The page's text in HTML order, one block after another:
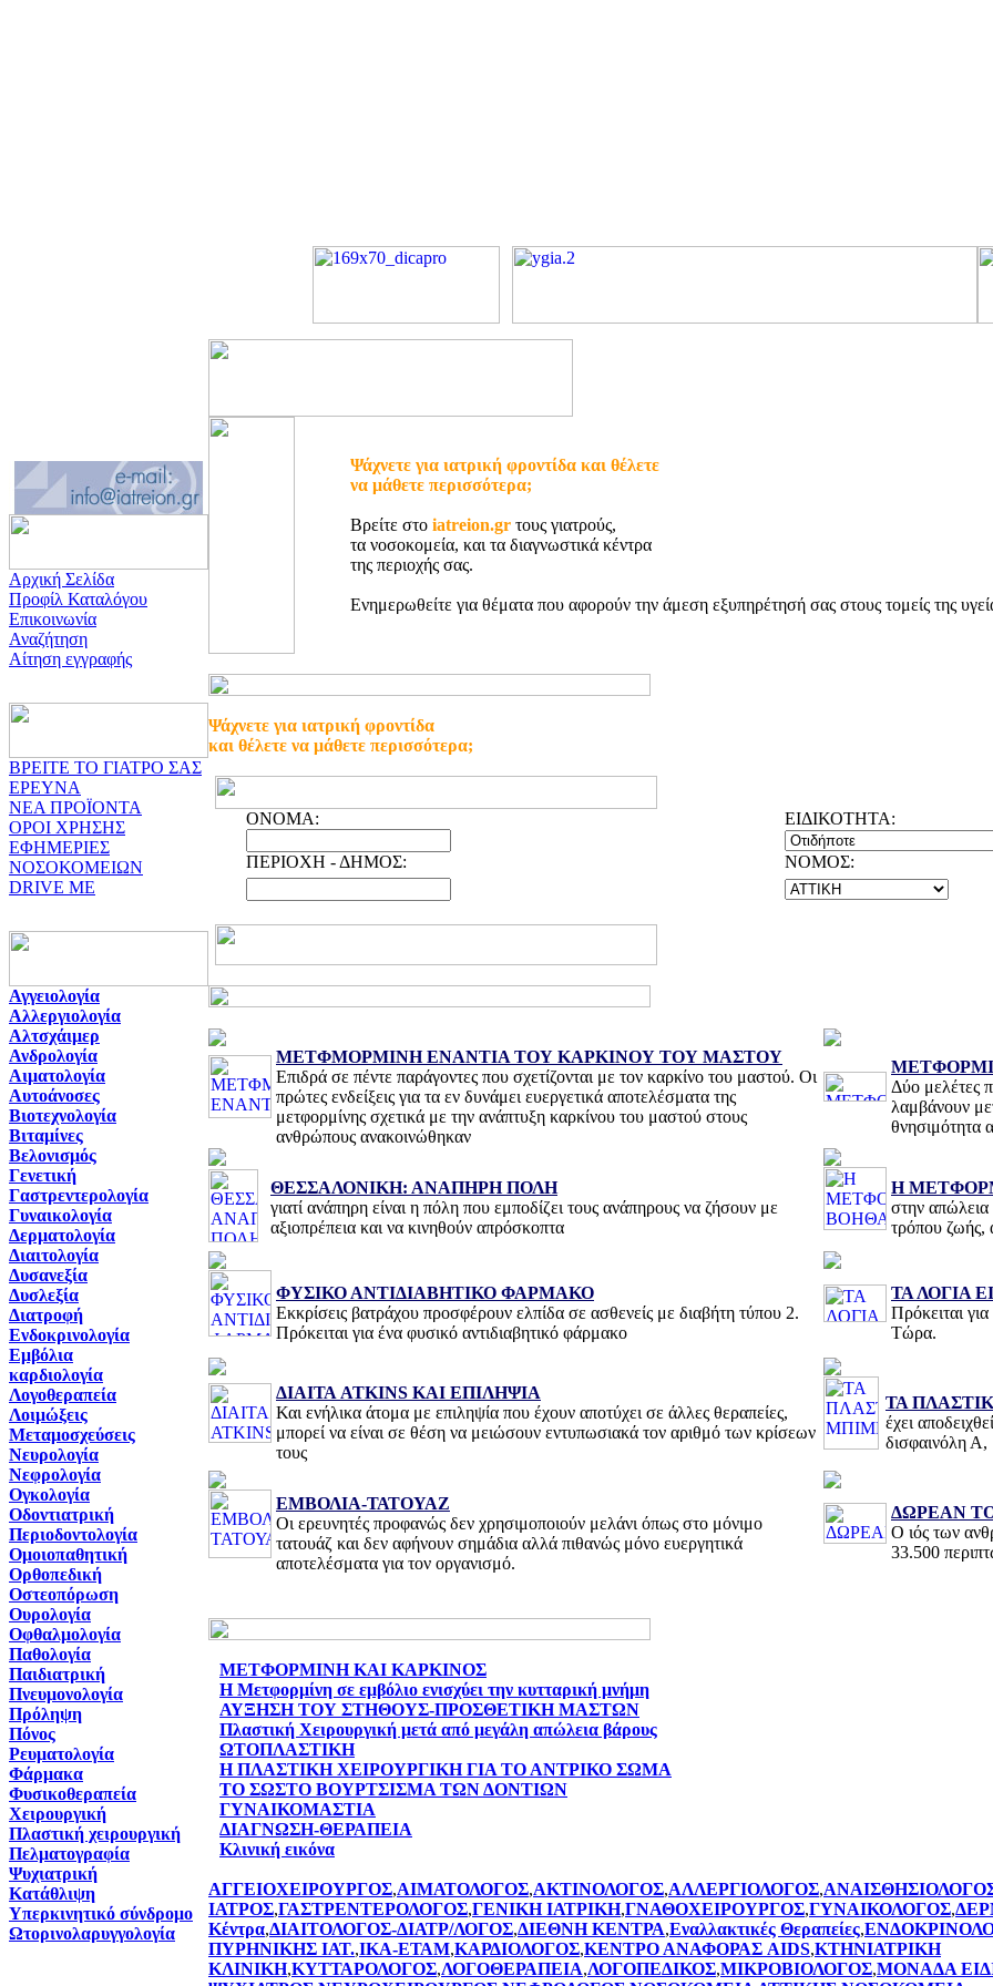
Αρχική Σελίδα
Προφίλ Καταλόγου
Επικοινωνία
Αναζήτηση
Αίτηση εγγραφής
ΒΡΕΙΤΕ ΤΟ ΓΙΑΤΡΟ ΣΑΣ
ΕΡΕΥΝΑ
ΝΕΑ ΠΡΟΪΟΝΤΑ
ΟΡΟΙ ΧΡΗΣΗΣ
ΕΦΗΜΕΡΙΕΣ
ΝΟΣΟΚΟΜΕΙΩΝ
DRIVE ME
Αγγειολογία
Αλλεργιολογία
Αλτσχάιμερ
Ανδρολογία
Αιματολογία
Αυτοάνοσες
Βιοτεχνολογία
Βιταμίνες
Βελονισμός
Γενετική
Γαστρεντερολογία
Γυναικολογία
Δερματολογία
Διαιτολογία
Δυσανεξία
Δυσλεξία
Διατροφή
Ενδοκρινολογία
Εμβόλια
καρδιολογία
Λογοθεραπεία
Λοιμώξεις
Μεταμοσχεύσεις
Νευρολογία
Νεφρολογία
Ογκολογία
Οδοντιατρική
Περιοδοντολογία
Ομοιοπαθητική
Ορθοπεδική
Οστεοπόρωση
Ουρολογία
Οφθαλμολογία
Παθολογία
Παιδιατρική
Πνευμονολογία
Πρόληψη
Πόνος
Ρευματολογία
Φάρμακα
Φυσικοθεραπεία
Χειρουργική
Πλαστική χειρουργική
Πελματογραφία
Ψυχιατρική
Κατάθλιψη
Υπερκινητικό σύνδρομο
Ωτορινολαρυγγολογία
Ψάχνετε για ιατρική φροντίδα και θέλετε
να μάθετε περισσότερα;
Βρείτε στο iatreion.gr τους γιατρούς,
τα νοσοκομεία, και τα διαγνωστικά κέντρα
της περιοχής σας.
Ενημερωθείτε για θέματα που αφορούν την άμεση εξυπηρέτησή σας στους τομείς της
Ψάχνετε για ιατρική φροντίδα
και θέλετε να μάθετε περισσότερα;
ONOMA: ΕΙΔΙΚΟΤΗΤΑ:
ΠΕΡΙΟΧΗ - ΔΗΜΟΣ: NOMOΣ:
ΜΕΤΦΜΟΡΜΙΝΗ ΕΝΑΝΤΙΑ ΤΟΥ ΚΑΡΚΙΝΟΥ ΤΟΥ ΜΑΣΤΟΥ
Επιδρά σε πέντε παράγοντες που σχετίζονται με τον καρκίνο του μαστού. Οι
πρώτες ενδείξεις για τα εν δυνάμει ευεργετικά αποτελέσματα της
μετφορμίνης σχετικά με την ανάπτυξη καρκίνου του μαστού στους
ανθρώπους ανακοινώθηκαν
Δύο μελέτες
λαμβάνουν
θνησιμότητα
ΘΕΣΣΑΛΟΝΙΚΗ: ΑΝΑΠΗΡΗ ΠΟΛΗ
γιατί ανάπηρη είναι η πόλη που εμποδίζει τους ανάπηρους να ζήσουν με
αξιοπρέπεια και να κινηθούν απρόσκοπτα
Η
στην
τρόπου ζωής,
ΦΥΣΙΚΟ ΑΝΤΙΔΙΑΒΗΤΙΚΟ ΦΑΡΜΑΚΟ
Εκκρίσεις βατράχου προσφέρουν ελπίδα σε ασθενείς με διαβήτη τύπου 2.
Πρόκειται για ένα φυσικό αντιδιαβητικό φάρμακο
ΤΑ ΛΟΓΙΑ
Πρόκειται
Τώρα.
ΔΙΑΙΤΑ ATKINS ΚΑΙ ΕΠΙΛΗΨΙΑ
Και ενήλικα άτομα με επιληψία που έχουν αποτύχει σε άλλες θεραπείες,
μπορεί να είναι σε θέση να μειώσουν εντυπωσιακά τον αριθμό των κρίσεων
τους
ΤΑ
έχει
δισφαινόλη Α,
ΕΜΒΟΛΙΑ-ΤΑΤΟΥΑΖ
Oι ερευνητές προφανώς δεν χρησιμοποιούν μελάνι όπως στο μόνιμο
τατουάζ και δεν αφήνουν σημάδια αλλά πιθανώς μόνο ευεργητικά
αποτελέσματα για τον οργανισμό.
ΔΩΡΕΑΝ
Ο ιός των
33.500
ΜΕΤΦΟΡΜΙΝΗ ΚΑΙ ΚΑΡΚΙΝΟΣ
Η Μετφορμίνη σε εμβόλιο ενισχύει την κυτταρική μνήμη
ΑΥΞΗΣΗ ΤΟΥ ΣΤΗΘΟΥΣ-ΠΡΟΣΘΕΤΙΚΗ ΜΑΣΤΩΝ
Πλαστική Χειρουργική μετά από μεγάλη απώλεια βάρους
ΩΤΟΠΛΑΣΤΙΚΗ
Η ΠΛΑΣΤΙΚΗ ΧΕΙΡΟΥΡΓΙΚΗ ΓΙΑ ΤΟ ΑΝΤΡΙΚΟ ΣΩΜΑ
ΤΟ ΣΩΣΤΟ ΒΟΥΡΤΣΙΣΜΑ ΤΩΝ ΔΟΝΤΙΩΝ
ΓΥΝΑΙΚΟΜΑΣΤΙΑ
ΔΙΑΓΝΩΣΗ-ΘΕΡΑΠΕΙΑ
Κλινική εικόνα
ΑΓΓΕΙΟΧΕΙΡΟΥΡΓΟΣ,ΑΙΜΑΤΟΛΟΓΟΣ,ΑΚΤΙΝΟΛΟΓΟΣ,ΑΛΛΕΡΓΙΟΛΟΓΟΣ,
ΙΑΤΡΟΣ,ΓΑΣΤΡΕΝΤΕΡΟΛΟΓΟΣ,ΓΕΝΙΚΗ ΙΑΤΡΙΚΗ,ΓΝΑΘΟΧΕΙΡΟΥΡΓΟΣ,ΓΥΝΑΙΚΟΛΟΓΟΣ,
Κέντρα,ΔΙΑΙΤΟΛΟΓΟΣ-ΔΙΑΤΡ/ΛΟΓΟΣ,ΔΙΕΘΝΗ ΚΕΝΤΡΑ,Εναλλακτικές Θεραπείες,
ΠΥΡΗΝΙΚΗΣ ΙΑΤ.,ΙΚΑ-ΕΤΑΜ,ΚΑΡΔΙΟΛΟΓΟΣ,ΚΕΝΤΡΟ ΑΝΑΦΟΡΑΣ AIDS,ΚΤΗΝΙΑΤΡΙΚΗ
ΚΛΙΝΙΚΗ,ΚΥΤΤΑΡΟΛΟΓΟΣ,ΛΟΓΟΘΕΡΑΠΕΙΑ,ΛΟΓΟΠΕΔΙΚΟΣ,ΜΙΚΡΟΒΙΟΛΟΓΟΣ,ΜΟΝΑΔΑ